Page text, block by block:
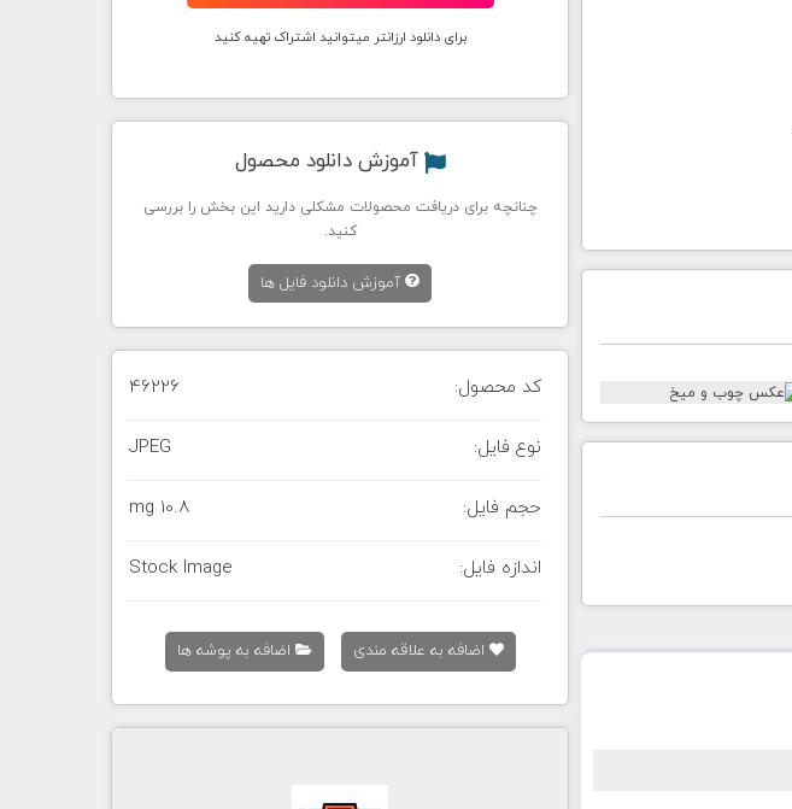
برای دانلود ارزانتر میتوانید اشتراک تهیه کنید
آموزش دانلود محصول
چنانچه برای دریافت محصولات مشکلی دارید این بخش را بررسی
کنید.
آموزش دانلود فایل ها
کد محصول: 46226
نوع فایل: JPEG
حجم فایل: 10.8 mg
اندازه فایل: Stock Image
اضافه به علاقه مندی اضافه به پوشه ها